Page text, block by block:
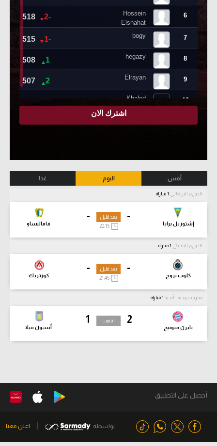
أمس اليوم غدا
الدوري البرتغالي
-
إشتوريل برايا
-
فاماليساو
بعد قليل
22:15
الدوري البلجيكي
-
كلوب بروج
-
كورتريك
بعد قليل
21:45
مباريات ودية - أندية
2
بايرن ميونيخ
1
أستون فيلا
انتهت
أحصل على التطبيق
بواسطة اعلن معنا